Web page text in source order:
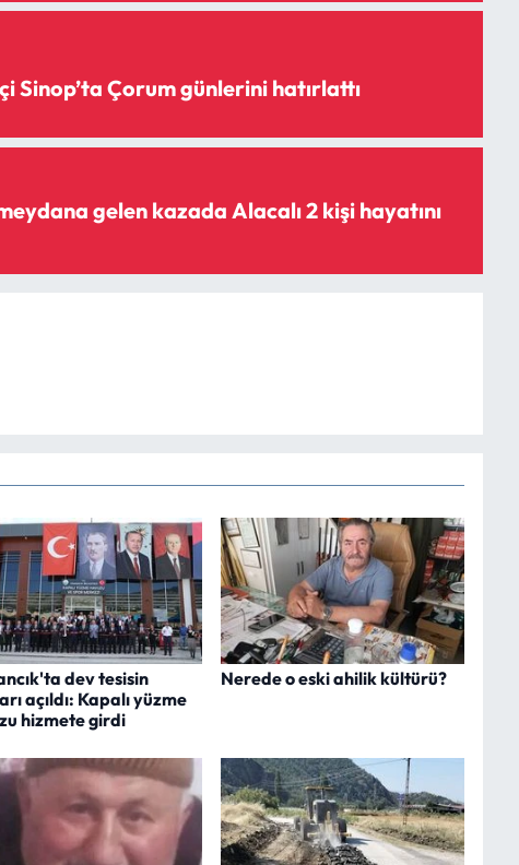
Sinop’ta Çorum günlerini hatırlattı
gelen kazada Alacalı 2 kişi hayatını
dev tesisin
açıldı: Kapalı yüzme
hizmete girdi
Nerede o eski ahilik kültürü?